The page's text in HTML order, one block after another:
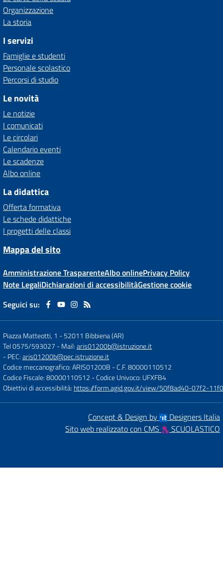
Organizzazione
La storia
I servizi
Famiglie e studenti
Personale scolastico
Percorsi di studio
Le novità
Le notizie
I comunicati
Le circolari
Calendario eventi
Le scadenze
Albo online
La didattica
Offerta formativa
Le schede didattiche
I progetti delle classi
Mappa del sito
Amministrazione TrasparenteAlbo onlinePrivacy Policy
Note LegaliDichiarazioni di accessibilitàGestione cookie
Seguici su:
Piazza Matteotti, 1 -52011 Bibbiena (AR)
Tel 0575/593027 - Mail:aris01200b@istruzione.it
- PEC:aris01200b@pec.istruzione.it
Codice meccanografico: ARIS01200B - C.F. 80000110512
Codice Fiscale: 80000110512 - Codice Univoco: UFXFB4
Obiettivi di accessibilità: https://form.agid.gov.it/view/50f8ad40-07f2-
Concept & Design by
Designers Italia
Sito web realizzato con CMS
SCUOLASTICO